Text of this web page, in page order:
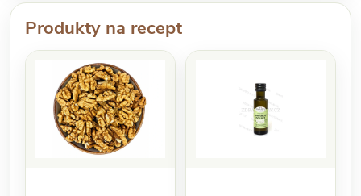
Produkty na recept